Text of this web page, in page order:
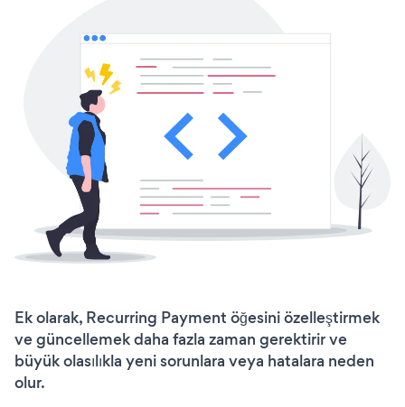
Ek olarak, Recurring Payment öğesini özelleştirmek
ve güncellemek daha fazla zaman gerektirir ve
büyük olasılıkla yeni sorunlara veya hatalara neden
olur.